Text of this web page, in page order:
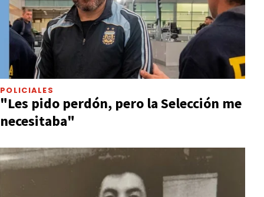
POLICIALES
"Les pido perdón, pero la Selección me
necesitaba"